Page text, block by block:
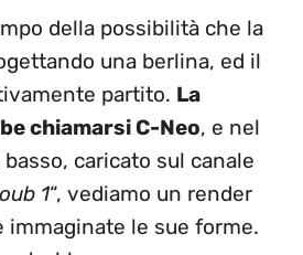
della possibilità che la
una berlina, ed il
partito. La
chiamarsi C-Neo, e nel
caricato sul canale
1“, vediamo un render
immaginate le sue forme.